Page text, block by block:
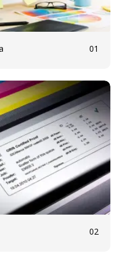
01
02